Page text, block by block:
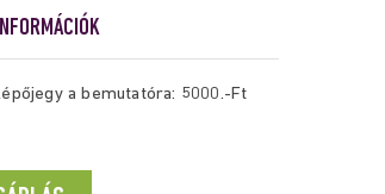
a bemutatóra: 5000.-Ft